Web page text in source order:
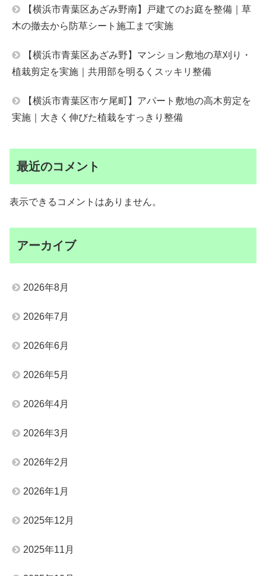
【横浜市青葉区あざみ野南】戸建てのお庭を整備｜草
木の撤去から防草シート施工まで実施
【横浜市青葉区あざみ野】マンション敷地の草刈り・
植栽剪定を実施｜共用部を明るくスッキリ整備
【横浜市青葉区市ケ尾町】アパート敷地の高木剪定を
実施｜大きく伸びた植栽をすっきり整備
最近のコメント
表示できるコメントはありません。
アーカイブ
2026年8月
2026年7月
2026年6月
2026年5月
2026年4月
2026年3月
2026年2月
2026年1月
2025年12月
2025年11月